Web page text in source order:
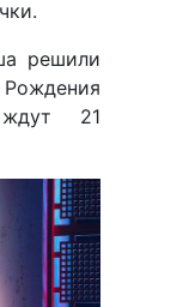
решили
21